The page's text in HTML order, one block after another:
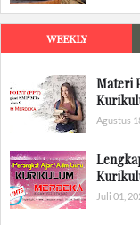
WEEKLY
Materi
Agustus
Juli 01,